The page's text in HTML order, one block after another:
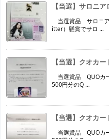
【当選】サロニ
当選賞品 サロニ
itter）懸賞でサロ ...
【当選】クオカ
当選賞品 QUOカ
500円分のQ ...
【当選】クオカ
当選賞品 QUOカ